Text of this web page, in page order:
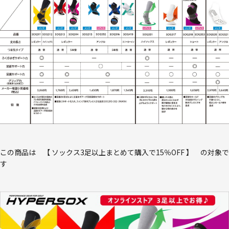
この商品は 【 ソックス3足以上まとめて購入で15％OFF 】 の対象で
す